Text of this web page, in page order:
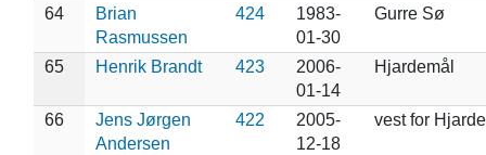
64
Brian
Rasmussen
424
1983-
01-30
Gurre Sø
65 Henrik Brandt 423
2006-
01-14
Hjardemål
66
Jens Jørgen
Andersen
422
2005-
12-18
vest for